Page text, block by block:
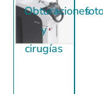
Obturaciones
y
cirugías